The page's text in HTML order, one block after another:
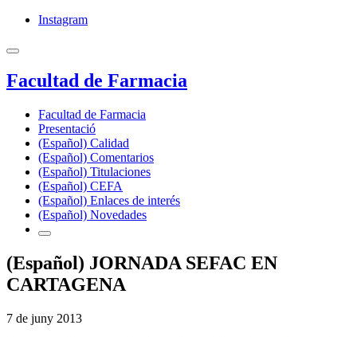
Instagram
Facultad de Farmacia
Facultad de Farmacia
Presentació
(Español) Calidad
(Español) Comentarios
(Español) Titulaciones
(Español) CEFA
(Español) Enlaces de interés
(Español) Novedades
(Español) JORNADA SEFAC EN
CARTAGENA
7 de juny 2013